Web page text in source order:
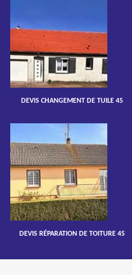
DEVIS CHANGEMENT DE TUILE 45
DEVIS RÉPARATION DE TOITURE 45